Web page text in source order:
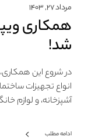
مرداد ۲۷, ۱۴۰۳
همکاری
شد!
در شروع این
انواع تجهیزات
آشپزخانه، و لوازم
ادامه مطلب